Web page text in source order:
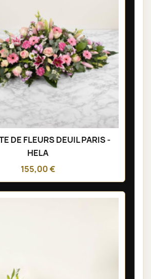
DE FLEURS DEUIL PARIS -
HELA
155,00 €